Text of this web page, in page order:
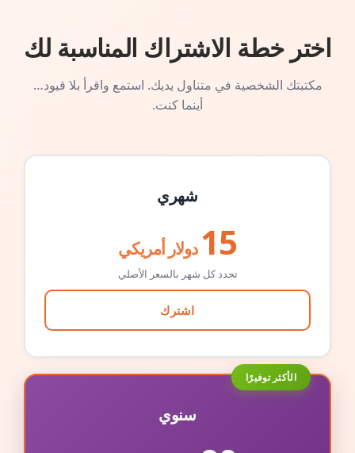
اختر خطة الاشتراك المناسبة لك
مكتبتك الشخصية في متناول يديك. استمع واقرأ بلا قيود…
أينما كنت.
شهري
15 دولار أمريكي
تجدد كل شهر بالسعر الأصلي
اشترك
الأكثر توفيرًا
سنوي